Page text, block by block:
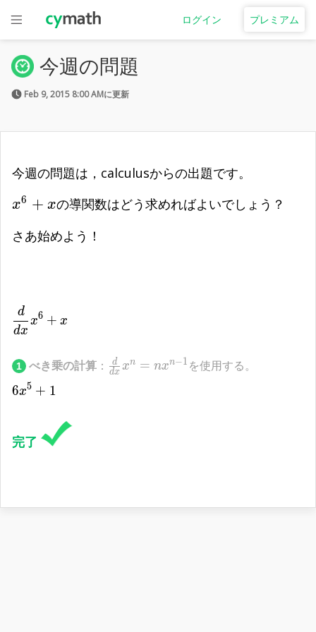
プレミアム
ログイン
今週の問題
Feb 9, 2015 8:00 AMに更新
今週の問題は，calculusからの出題です。
{x}^{6}+x
x6 + xの導関数はどう求めればよいでしょう？
さあ始めよう！
\frac{d}{dx} {x}^{6}+x
dx
d
x6 + x
1 べき乗の計算 ： \frac{d}{dx}
{x}^{n}=n{x}^{n-
dx
d xn = nxn−1 を使用する。
6{x}^{5}+1
6x5 + 1
完了